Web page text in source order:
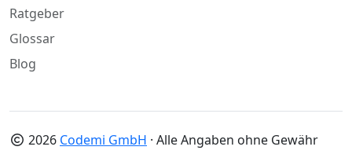
Ratgeber
Glossar
Blog
2026 Codemi GmbH · Alle Angaben ohne Gewähr